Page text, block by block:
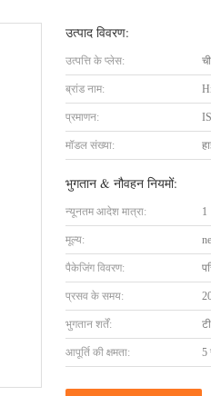
उत्पाद विवरण:
उत्पत्ति के प्लेस:
ब्रांड नाम:
प्रमाणन:
मॉडल संख्या:
भुगतान & नौवहन नियमों:
न्यूनतम आदेश मात्रा: 1
मूल्य:
पैकेजिंग विवरण:
प्रसव के समय:
भुगतान शर्तें:
आपूर्ति की क्षमता: 5